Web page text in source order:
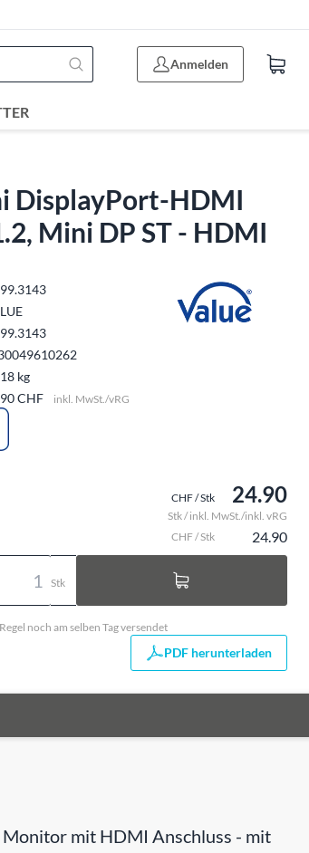
Anmelden
DisplayPort-HDMI
Mini DP ST - HDMI
kg
CHF inkl. MwSt./vRG
CHF / Stk 24.90
Stk / inkl. MwSt./inkl. vRG
CHF / Stk 24.90
Stk
noch am selben Tag versendet
PDF herunterladen
mit HDMI Anschluss - mit